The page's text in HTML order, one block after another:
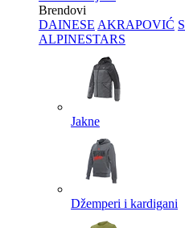
Brendovi
DAINESE AKRAPOVIĆ
ALPINESTARS
Jakne
Džemperi i kardigani